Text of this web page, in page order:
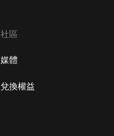
社區
媒體
兌換權益